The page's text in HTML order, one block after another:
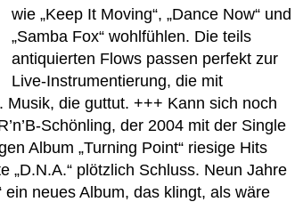
wie „Keep It Moving“, „Dance Now“ und
„Samba Fox“ wohlfühlen. Die teils
antiquierten Flows passen perfekt zur
Live-Instrumentierung, die mit
die guttut. +++ Kann sich noch
Schönling, der 2004 mit der Single
Album „Turning Point“ riesige Hits
„D.N.A.“ plötzlich Schluss. Neun Jahre
neues Album, das klingt, als wäre